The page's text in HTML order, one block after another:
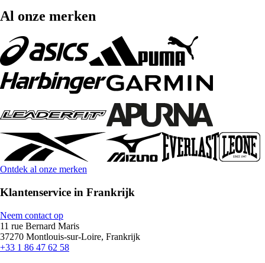
Al onze merken
Ontdek al onze merken
Klantenservice in Frankrijk
Neem contact op
11 rue Bernard Maris
37270 Montlouis-sur-Loire, Frankrijk
+33 1 86 47 62 58